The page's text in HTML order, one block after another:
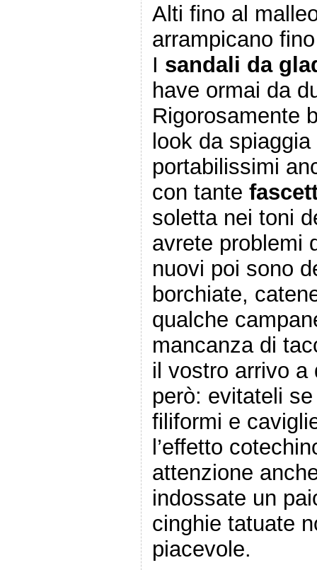
Alti fino al
arrampicano
I sandali da
have ormai da
Rigorosamente
look da
portabilissimi
con tante
soletta nei toni
avrete problemi
nuovi poi sono
borchiate,
qualche
mancanza di
il vostro arrivo a
però: evitateli
filiformi e
l’effetto
attenzione
indossate un
cinghie tatuate
piacevole.